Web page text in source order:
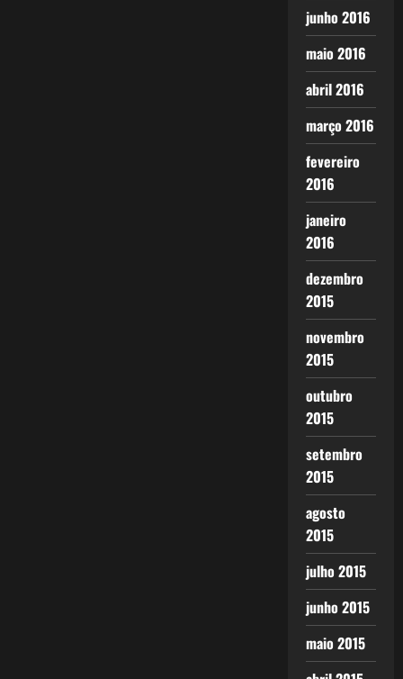
junho 2016
maio 2016
abril 2016
março 2016
fevereiro
2016
janeiro
2016
dezembro
2015
novembro
2015
outubro
2015
setembro
2015
agosto
2015
julho 2015
junho 2015
maio 2015